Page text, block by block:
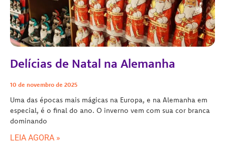
Delícias de Natal na Alemanha
10 de novembro de 2025
Uma das épocas mais mágicas na Europa, e na Alemanha em
especial, é o final do ano. O inverno vem com sua cor branca
dominando
LEIA AGORA »